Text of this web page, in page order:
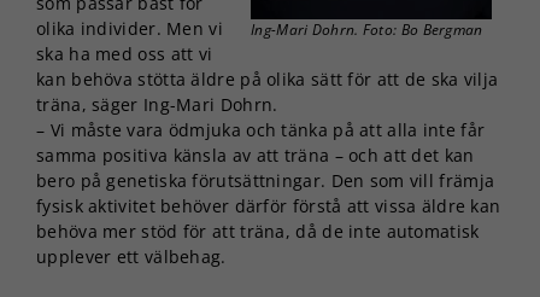
Ing-Mari Dohrn. Foto: Bo Bergman
olika individer. Men vi
ska ha med oss att vi
kan behöva stötta äldre på olika sätt för att de ska vilja
träna, säger Ing-Mari Dohrn.
– Vi måste vara ödmjuka och tänka på att alla inte får
samma positiva känsla av att träna – och att det kan
bero på genetiska förutsättningar. Den som vill främja
fysisk aktivitet behöver därför förstå att vissa äldre kan
behöva mer stöd för att träna, då de inte automatisk
upplever ett välbehag.